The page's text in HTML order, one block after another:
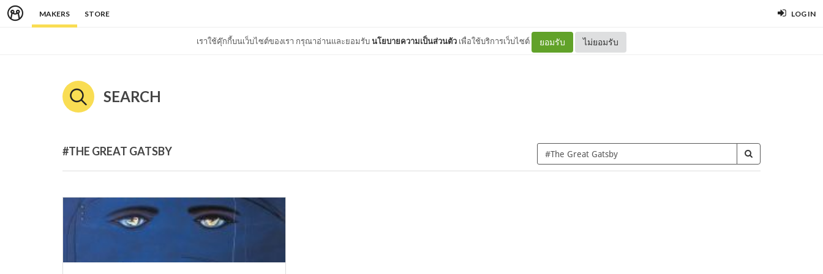
MAKERS STORE LOG IN
เราใช้คุ๊กกี้บนเว็บไซต์ของเรา กรุณาอ่านและยอมรับนโยบายความเป็นส่วนตัว เพื่อใช้บริการเว็บไซต์ ยอมรับ ไม่ยอมรับ
SEARCH
#THE GREAT GATSBY